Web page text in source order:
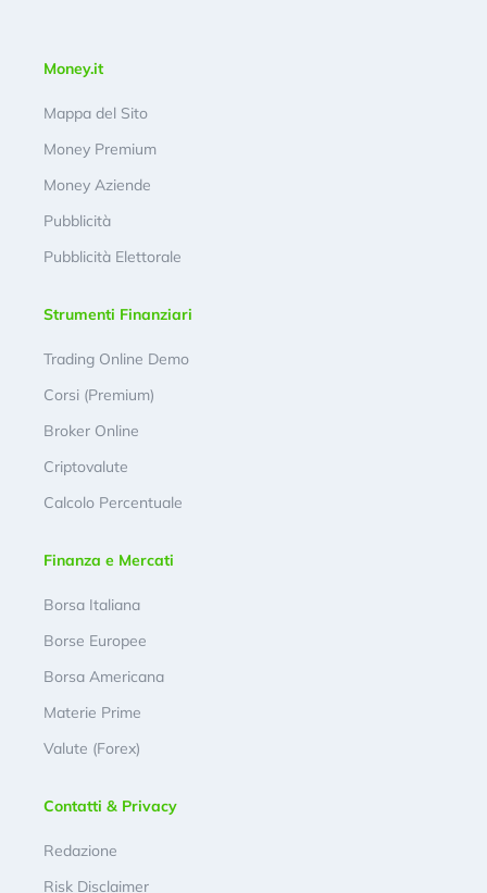
Money.it
Mappa del Sito
Money Premium
Money Aziende
Pubblicità
Pubblicità Elettorale
Strumenti Finanziari
Trading Online Demo
Corsi (Premium)
Broker Online
Criptovalute
Calcolo Percentuale
Finanza e Mercati
Borsa Italiana
Borse Europee
Borsa Americana
Materie Prime
Valute (Forex)
Contatti & Privacy
Redazione
Risk Disclaimer